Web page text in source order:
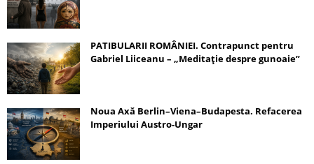
PATIBULARII ROMÂNIEI. Contrapunct pentru
Gabriel Liiceanu – „Meditație despre gunoaie”
Noua Axă Berlin–Viena–Budapesta. Refacerea
Imperiului Austro-Ungar